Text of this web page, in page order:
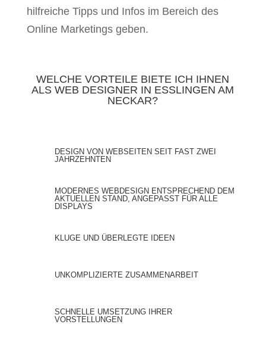
hilfreiche Tipps und Infos im Bereich des
Online Marketings geben.
WELCHE VORTEILE BIETE ICH IHNEN
ALS WEB DESIGNER IN ESSLINGEN AM
NECKAR?
DESIGN VON WEBSEITEN SEIT FAST ZWEI
JAHRZEHNTEN
MODERNES WEBDESIGN ENTSPRECHEND DEM
AKTUELLEN STAND, ANGEPASST FÜR ALLE
DISPLAYS
KLUGE UND ÜBERLEGTE IDEEN
UNKOMPLIZIERTE ZUSAMMENARBEIT
SCHNELLE UMSETZUNG IHRER
VORSTELLUNGEN